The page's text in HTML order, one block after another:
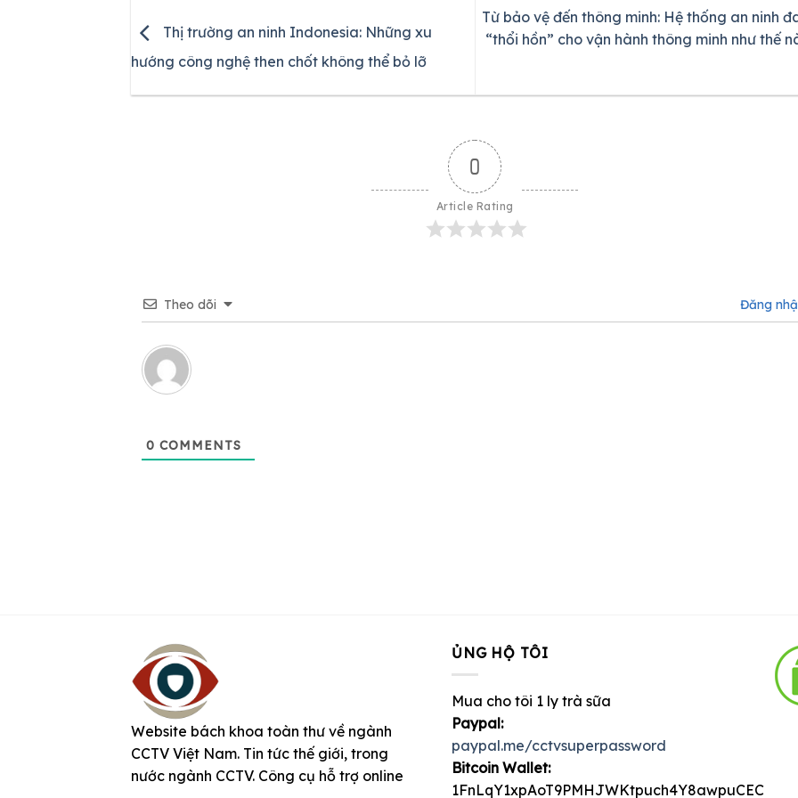
Thị trường an ninh Indonesia: Những xu
hướng công nghệ then chốt không thể bỏ lỡ
Từ bảo vệ đến thông minh: Hệ thống an ninh
“thổi hồn” cho vận hành thông minh như thế
0
Article Rating
Theo dõi Đăng
0 COMMENTS
Website bách khoa toàn thư về ngành
CCTV Việt Nam. Tin tức thế giới, trong
nước ngành CCTV. Công cụ hỗ trợ online
ỦNG HỘ TÔI
Mua cho tôi 1 ly trà sữa
Paypal:
paypal.me/cctvsuperpassword
Bitcoin Wallet:
1FnLqY1xpAoT9PMHJWKtpuch4Y8awpuCEC